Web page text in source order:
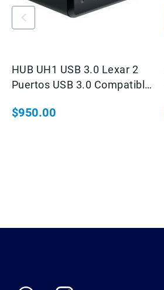
HUB UH1 USB 3.0 Lexar 2
Puertos USB 3.0 Compatible
$950.00